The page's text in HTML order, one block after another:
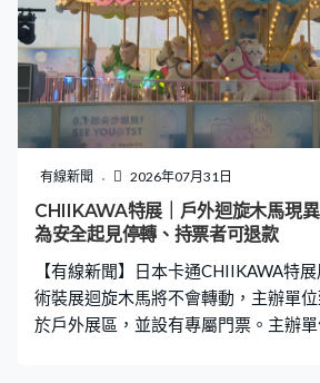
動也很可愛。當然非常開心，畢竟是菲
爾科頓不開心？」曼城球迷朱先生：「
馬，還有科頓，也很喜歡，所以他這
棒。」 夏蘭特、洛迪等球星無緣在啟
理解。曼城球迷歐先生：「可惜當然
支球隊，夏蘭特是其中一位球員，少
未至於很失望，而且他踢世界盃都需要
不了。」 接替哥迪奧拿成為「藍月亮
領軍首場，他說無壓力。曼城領隊馬利
『複製貼上』。我認為每一位領隊都
有線新聞 2026年07月31日
CHIIKAWA特展｜戶外迴旋木馬現
為安全起見停轉、持票者可退款
【有線新聞】日本卡通CHIIKAWA特
術裝展迴旋木馬將不會轉動，主辦單
於戶外展區，並設有專屬門票。主辦